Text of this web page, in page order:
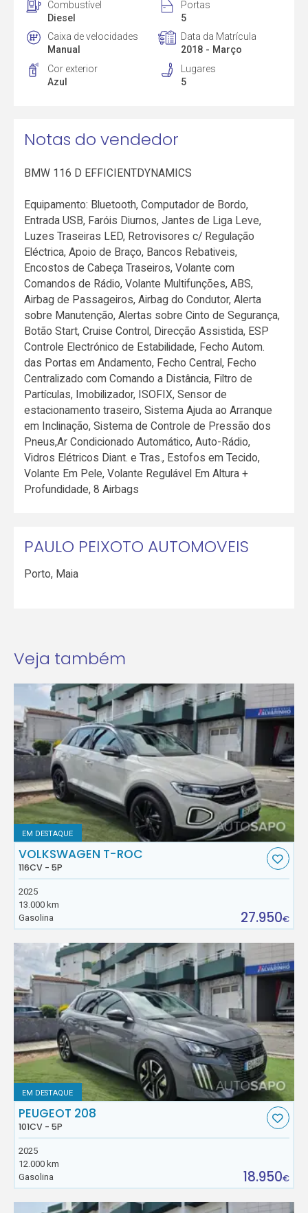
Combustível
Diesel
Portas
5
Caixa de velocidades
Manual
Data da Matrícula
2018 - Março
Cor exterior
Azul
Lugares
5
Notas do vendedor
BMW 116 D EFFICIENTDYNAMICS
Equipamento: Bluetooth, Computador de Bordo,
Entrada USB, Faróis Diurnos, Jantes de Liga Leve,
Luzes Traseiras LED, Retrovisores c/ Regulação
Eléctrica, Apoio de Braço, Bancos Rebativeis,
Encostos de Cabeça Traseiros, Volante com
Comandos de Rádio, Volante Multifunções, ABS,
Airbag de Passageiros, Airbag do Condutor, Alerta
sobre Manutenção, Alertas sobre Cinto de Segurança,
Botão Start, Cruise Control, Direcção Assistida, ESP
Controle Electrónico de Estabilidade, Fecho Autom.
das Portas em Andamento, Fecho Central, Fecho
Centralizado com Comando a Distância, Filtro de
Partículas, Imobilizador, ISOFIX, Sensor de
estacionamento traseiro, Sistema Ajuda ao Arranque
em Inclinação, Sistema de Controle de Pressão dos
Pneus,Ar Condicionado Automático, Auto-Rádio,
Vidros Elétricos Diant. e Tras., Estofos em Tecido,
Volante Em Pele, Volante Regulável Em Altura +
Profundidade, 8 Airbags
PAULO PEIXOTO AUTOMOVEIS
Porto, Maia
Veja também
EM DESTAQUE
VOLKSWAGEN T-ROC
116CV - 5P
2025
13.000 km
Gasolina
27.950€
EM DESTAQUE
PEUGEOT 208
101CV - 5P
2025
12.000 km
Gasolina
18.950€